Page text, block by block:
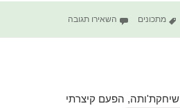
תגיות
מתכונים השאירו תגובה
שיחקת'ותה, הפעם קיצרתי